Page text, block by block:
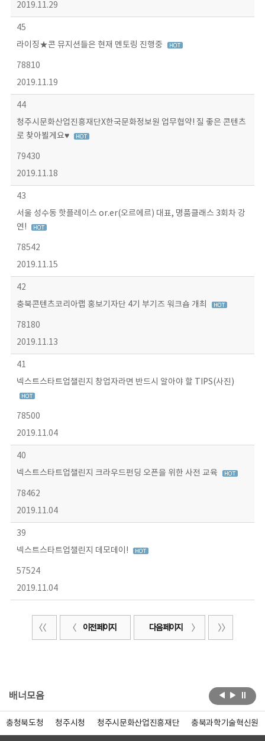
2019.11.29
45
라이징★콘 뮤지션들은 현재 멘토링 진행중
78810
2019.11.19
44
청주시문화산업진흥재단X한국문화정보원 업무협약! 질 좋은 콘텐츠
로 찾아뵐게요♥
79430
2019.11.18
43
서울 성수동 핫플레이스 or.er(오르에르) 대표, 명품클래스 3회차 강
연!
78542
2019.11.15
42
충북콘텐츠코리아랩 홍보기자단 4기 부기즈 워크숍 개최
78180
2019.11.13
41
넥스트스타트업챌린지 창업자라면 반드시 알아야 할 TIPS(사진)
78500
2019.11.04
40
넥스트스타트업챌린지 크라우드펀딩 오픈을 위한 사전 교육
78462
2019.11.04
39
넥스트스타트업챌린지 데모데이!
57524
2019.11.04
이전 페이지 다음 페이지
배너모음
충청북도청 청주시청 청주시문화산업진흥재단 충북과학기술혁신원